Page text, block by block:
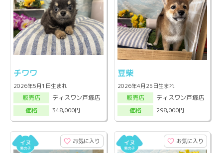
チワワ
2026年5月1日生まれ
販売店
ディスワン戸塚店
価格
348,000円
豆柴
2026年4月25日生まれ
販売店
ディスワン戸塚店
価格
298,000円
お気に入り お気に入り